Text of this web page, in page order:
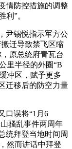
情防控措施的调整
利”。
锡悦指示军方公
迁导致禁飞区缩
原总统府青瓦台
里半径的外圈“B
冲区，赋予更多
迁移后的防空力量
误将“1月6
山骚乱事件两周年
统拜登当地时间周
然而讲话中拜登